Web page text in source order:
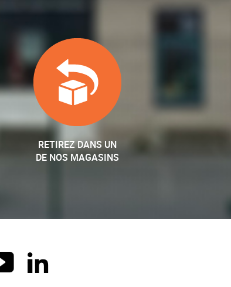
RETIREZ DANS UN
DE NOS MAGASINS